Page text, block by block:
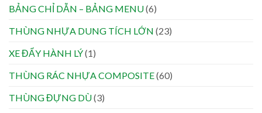
BẢNG CHỈ DẪN – BẢNG MENU(6)
THÙNG NHỰA DUNG TÍCH LỚN (23)
XE ĐẨY HÀNH LÝ(1)
THÙNG RÁC NHỰA COMPOSITE(60)
THÙNG ĐỰNG DÙ(3)